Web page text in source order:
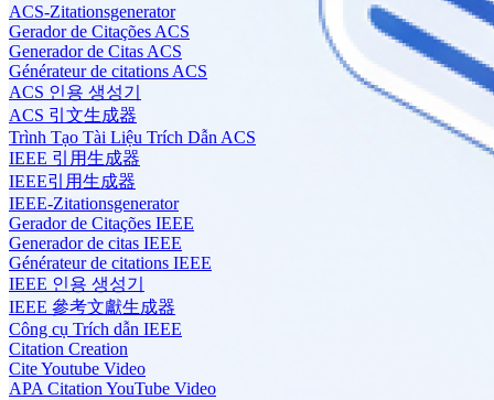
ACS-Zitationsgenerator
Gerador de Citações ACS
Generador de Citas ACS
Générateur de citations ACS
ACS 인용 생성기
ACS 引文生成器
Trình Tạo Tài Liệu Trích Dẫn ACS
IEEE 引用生成器
IEEE引用生成器
IEEE-Zitationsgenerator
Gerador de Citações IEEE
Generador de citas IEEE
Générateur de citations IEEE
IEEE 인용 생성기
IEEE 參考文獻生成器
Công cụ Trích dẫn IEEE
Citation Creation
Cite Youtube Video
APA Citation YouTube Video